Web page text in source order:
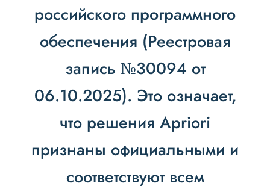
российского программного
обеспечения (Реестровая
запись №30094 от
06.10.2025). Это означает,
что решения Apriori
признаны официальными и
соответствуют всем